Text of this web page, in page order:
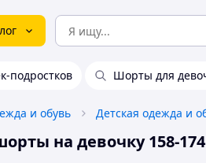
подростков Шорты для
и обувь Детская одежда и
на девочку 158-174